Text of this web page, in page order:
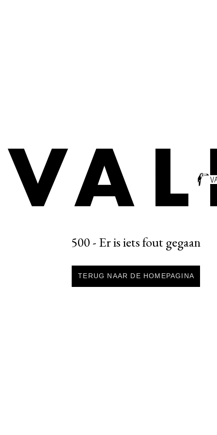
500 - Er is iets fout gegaan
TERUG NAAR DE HOMEPAGINA